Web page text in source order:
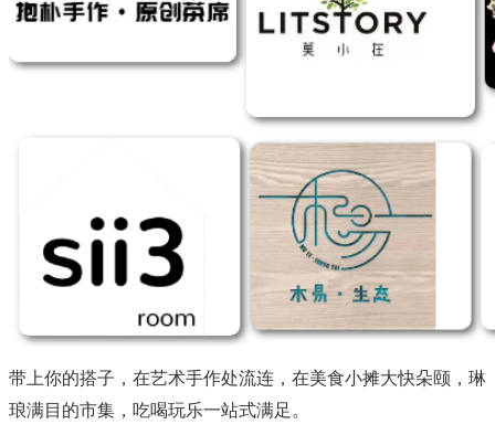
带上你的搭子，在艺术手作处流连，在美食小摊大快朵颐，琳
琅满目的市集，吃喝玩乐一站式满足。